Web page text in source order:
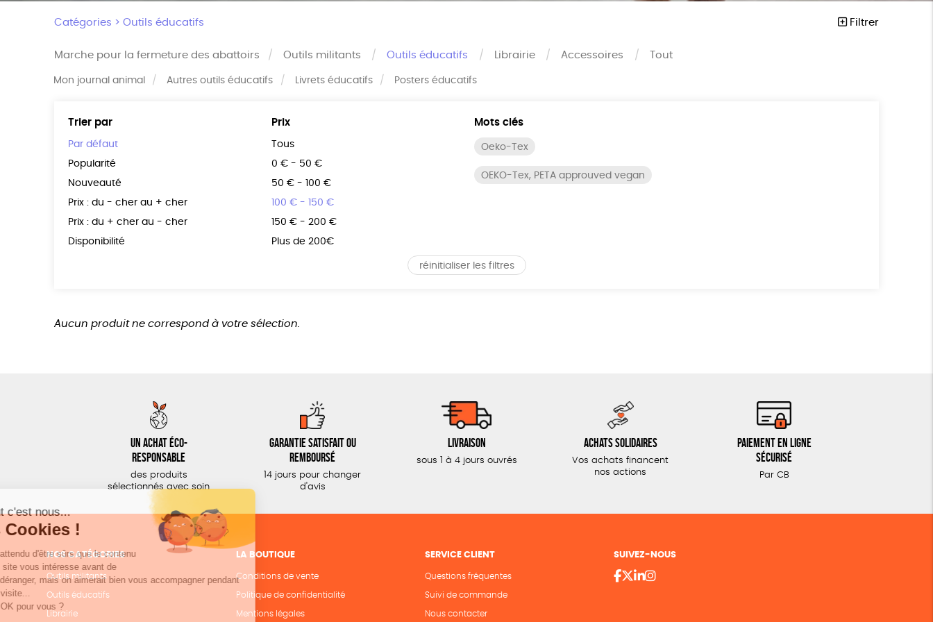
Catégories >Outils éducatifs Filtrer
Marche pour la fermeture des abattoirs Outils militants Outils éducatifs
Mon journal animal Autres outils éducatifs Livrets éducatifs Posters éducatifs
Librairie Accessoires Tout
Trier par
Par défaut
Popularité
Nouveauté
Prix : du - cher au + cher
Prix : du + cher au - cher
Disponibilité
Prix
Tous
0 € - 50 €
50 € - 100 €
100 € - 150 €
150 € - 200 €
Plus de 200€
Mots clés
Oeko-Tex
OEKO-Tex, PETA approuved vegan
réinitialiser les filtres
Aucun produit ne correspond à votre sélection.
Un achat éco-
responsable
des produits
sélectionnés avec soin
Garantie satisfait ou
remboursé
14 jours pour changer
d'avis
Livraison
sous 1 à 4 jours ouvrés
Achats solidaires
Vos achats financent
nos actions
Paiement en ligne
sécurisé
Par CB
NOS CATÉGORIES
Outils militants
Outils éducatifs
Librairie
LA BOUTIQUE
Conditions de vente
Politique de confidentialité
Mentions légales
SERVICE CLIENT
Questions fréquentes
Suivi de commande
Nous contacter
SUIVEZ-NOUS